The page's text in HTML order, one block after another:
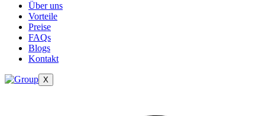
Über uns
Vorteile
Preise
FAQs
Blogs
Kontakt
X